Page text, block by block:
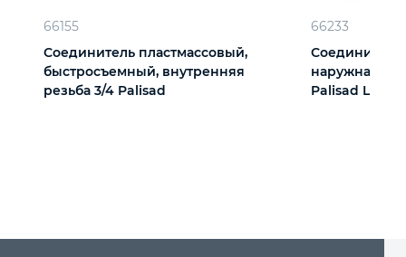
66155
Соединитель пластмассовый,
быстросъемный, внутренняя
резьба 3/4 Palisad
66233
наружная
Palisad Luxe